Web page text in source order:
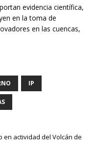
evidencia científica,
en la toma de
en las cuencas,
IP
en actividad del Volcán de